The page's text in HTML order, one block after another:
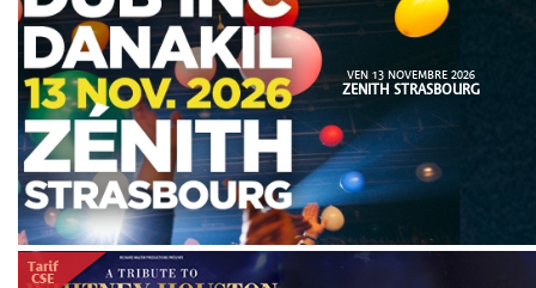
VEN 13 NOVEMBRE 2026
ZENITH STRASBOURG